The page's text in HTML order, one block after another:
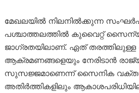
മേഖലയിൽ നിലനിൽക്കുന്ന
പശ്ചാത്തലത്തിൽ കുവൈറ്റ്
ജാഗ്രതയിലാണ്. ഏത് തരത്തിലുള്ള
ആക്രമണങ്ങളെയും നേരിടാൻ
സുസജ്ജമാണെന്ന് സൈനിക
അതിർത്തികളിലും